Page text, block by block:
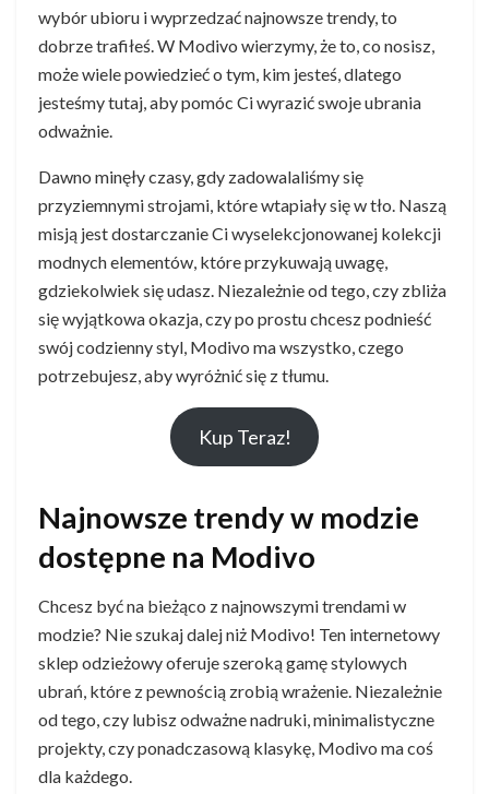
wybór ubioru i wyprzedzać najnowsze trendy, to
dobrze trafiłeś. W Modivo wierzymy, że to, co nosisz,
może wiele powiedzieć o tym, kim jesteś, dlatego
jesteśmy tutaj, aby pomóc Ci wyrazić swoje ubrania
odważnie.
Dawno minęły czasy, gdy zadowalaliśmy się
przyziemnymi strojami, które wtapiały się w tło. Naszą
misją jest dostarczanie Ci wyselekcjonowanej kolekcji
modnych elementów, które przykuwają uwagę,
gdziekolwiek się udasz. Niezależnie od tego, czy zbliża
się wyjątkowa okazja, czy po prostu chcesz podnieść
swój codzienny styl, Modivo ma wszystko, czego
potrzebujesz, aby wyróżnić się z tłumu.
Kup Teraz!
Najnowsze trendy w modzie
dostępne na Modivo
Chcesz być na bieżąco z najnowszymi trendami w
modzie? Nie szukaj dalej niż Modivo! Ten internetowy
sklep odzieżowy oferuje szeroką gamę stylowych
ubrań, które z pewnością zrobią wrażenie. Niezależnie
od tego, czy lubisz odważne nadruki, minimalistyczne
projekty, czy ponadczasową klasykę, Modivo ma coś
dla każdego.